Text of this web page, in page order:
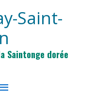
Saint-
Saintonge dorée